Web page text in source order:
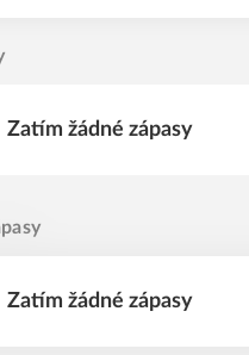
Zatím žádné zápasy
Zatím žádné zápasy